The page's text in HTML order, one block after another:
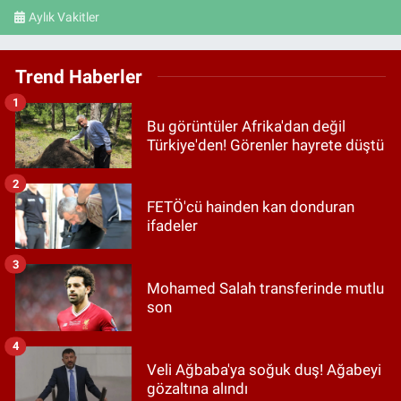
Aylık Vakitler
Trend Haberler
Bu görüntüler Afrika'dan değil
Türkiye'den! Görenler hayrete düştü
1
FETÖ'cü hainden kan donduran
ifadeler
2
Mohamed Salah transferinde mutlu
son
3
Veli Ağbaba'ya soğuk duş! Ağabeyi
gözaltına alındı
4